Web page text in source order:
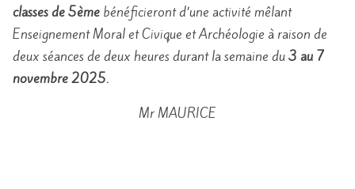
classes de 5ème bénéficieront d’une activité mêlant
Enseignement Moral et Civique et Archéologie à raison de
deux séances de deux heures durant la semaine du3 au 7
novembre 2025.
Mr MAURICE